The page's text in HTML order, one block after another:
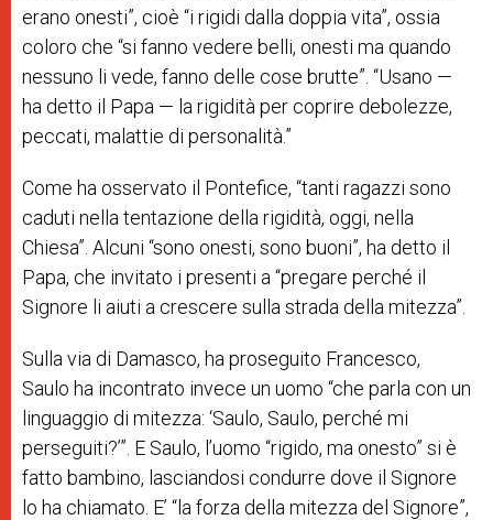
erano onesti”, cioè “i rigidi dalla doppia vita”, ossia
coloro che “si fanno vedere belli, onesti ma quando
nessuno li vede, fanno delle cose brutte”. “Usano —
ha detto il Papa — la rigidità per coprire debolezze,
peccati, malattie di personalità.”
Come ha osservato il Pontefice, “tanti ragazzi sono
caduti nella tentazione della rigidità, oggi, nella
Chiesa”. Alcuni “sono onesti, sono buoni”, ha detto il
Papa, che invitato i presenti a “pregare perché il
Signore li aiuti a crescere sulla strada della mitezza”.
Sulla via di Damasco, ha proseguito Francesco,
Saulo ha incontrato invece un uomo “che parla con un
linguaggio di mitezza: ‘Saulo, Saulo, perché mi
perseguiti?’”. E Saulo, l’uomo “rigido, ma onesto” si è
fatto bambino, lasciandosi condurre dove il Signore
lo ha chiamato. E’ “la forza della mitezza del Signore”,